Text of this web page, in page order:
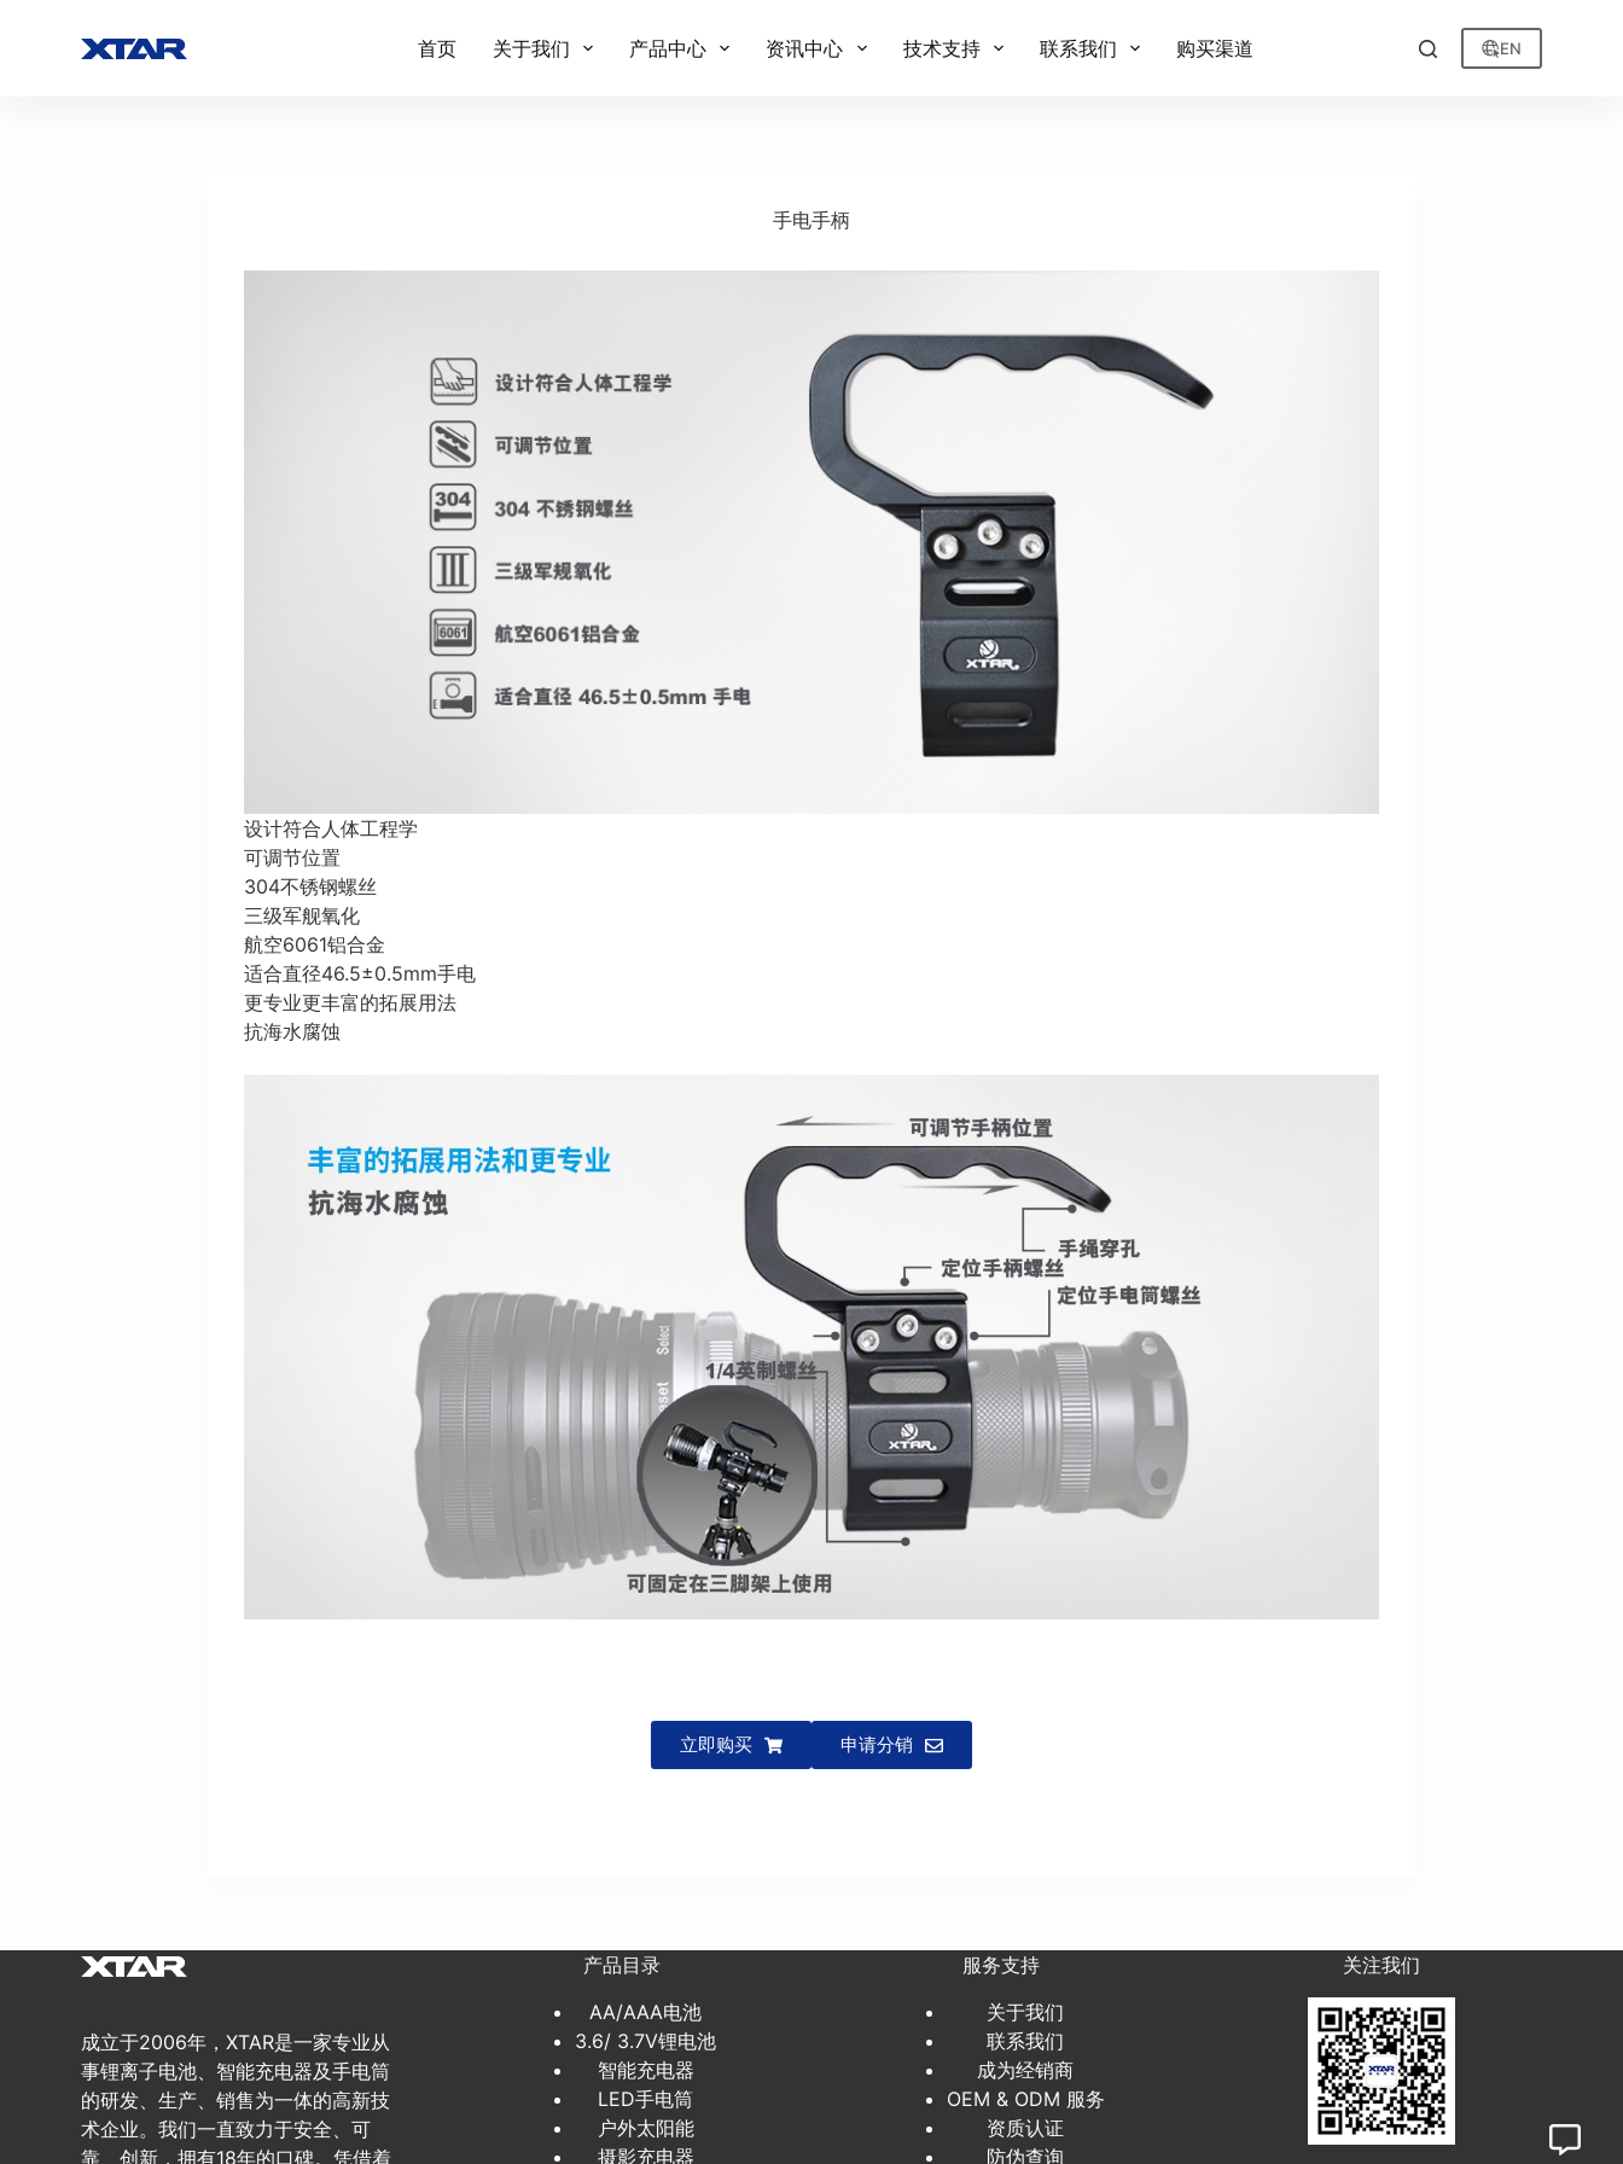
首页 关于我们 产品中心 资讯中心 技术支持 联系我们 购买渠道 EN
手电手柄
设计符合人体工程学
可调节位置
304不锈钢螺丝
三级军舰氧化
航空6061铝合金
适合直径46.5±0.5mm手电
更专业更丰富的拓展用法
抗海水腐蚀
立即购买 申请分销
成立于2006年，XTAR是一家专业从
事锂离子电池、智能充电器及手电筒
的研发、生产、销售为一体的高新技
术企业。我们一直致力于安全、可
靠、创新，拥有18年的口碑。凭借着
产品目录
AA/AAA电池
3.6/ 3.7V锂电池
智能充电器
LED手电筒
户外太阳能
摄影充电器
服务支持
关于我们
联系我们
成为经销商
OEM & ODM 服务
资质认证
防伪查询
关注我们